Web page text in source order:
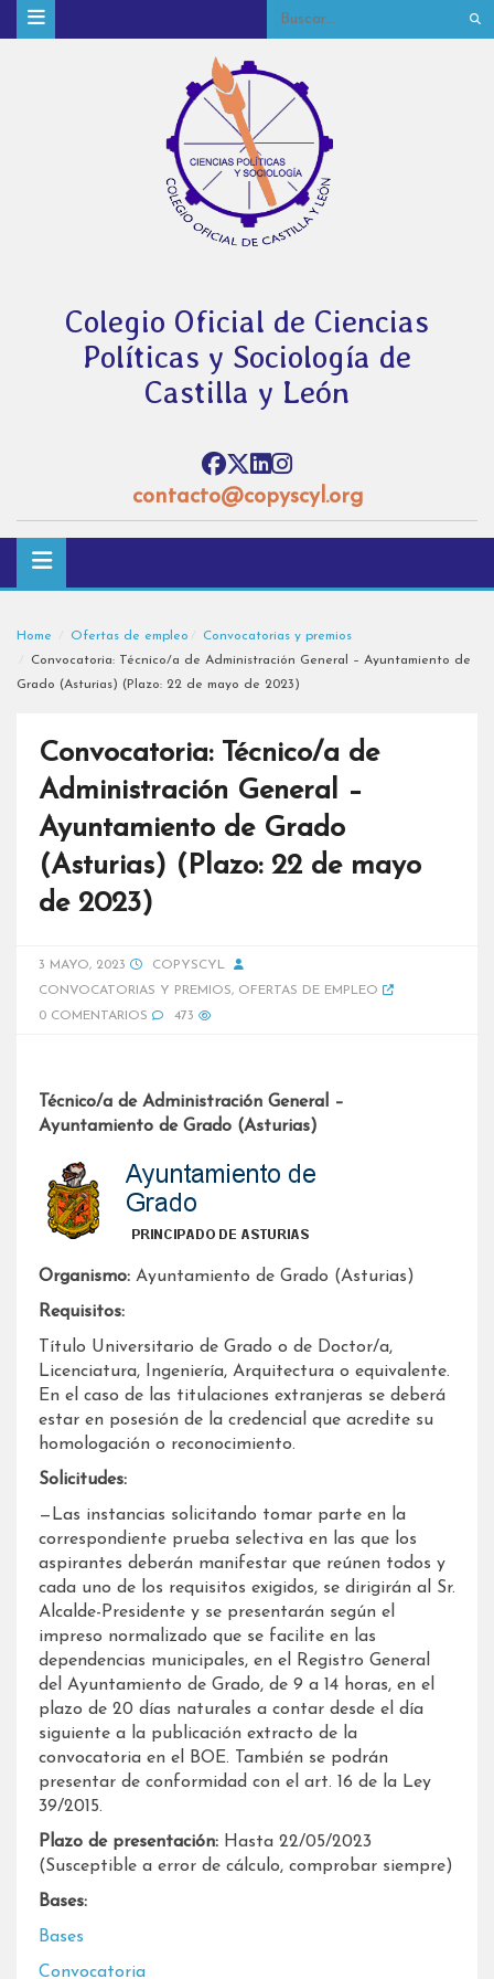
Colegio Oficial de Ciencias
Políticas y Sociología de
Castilla y León
contacto@copyscyl.org
Home Ofertas de empleo
Convocatorias y premios
Convocatoria: Técnico/a de Administración General – Ayuntamiento de
Grado (Asturias) (Plazo: 22 de mayo de 2023)
Convocatoria: Técnico/a de
Administración General –
Ayuntamiento de Grado
(Asturias) (Plazo: 22 de mayo
de 2023)
3 MAYO, 2023
COPYSCYL
CONVOCATORIAS Y PREMIOS, OFERTAS DE EMPLEO
0 COMENTARIOS
473
Técnico/a de Administración General –
Ayuntamiento de Grado (Asturias)
Organismo: Ayuntamiento de Grado (Asturias)
Requisitos:
Título Universitario de Grado o de Doctor/a,
Licenciatura, Ingeniería, Arquitectura o equivalente.
En el caso de las titulaciones extranjeras se deberá
estar en posesión de la credencial que acredite su
homologación o reconocimiento.
Solicitudes:
—Las instancias solicitando tomar parte en la
correspondiente prueba selectiva en las que los
aspirantes deberán manifestar que reúnen todos y
cada uno de los requisitos exigidos, se dirigirán al Sr.
Alcalde-Presidente y se presentarán según el
impreso normalizado que se facilite en las
dependencias municipales, en el Registro General
del Ayuntamiento de Grado, de 9 a 14 horas, en el
plazo de 20 días naturales a contar desde el día
siguiente a la publicación extracto de la
convocatoria en el BOE. También se podrán
presentar de conformidad con el art. 16 de la Ley
39/2015.
Plazo de presentación: Hasta 22/05/2023
(Susceptible a error de cálculo, comprobar siempre)
Bases:
Bases
Convocatoria